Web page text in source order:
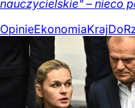
nauczycielskie" – nieco
OpinieEkonomiaKraj